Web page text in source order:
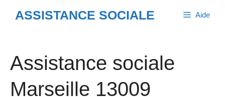
ASSISTANCE SOCIALE Aide
Assistance sociale
Marseille 13009